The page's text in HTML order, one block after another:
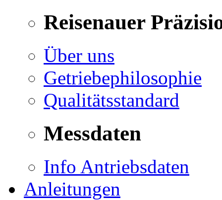
Reisenauer
Über uns
Getriebephilosophie
Qualitätsstandard
Messdaten
Info Antriebsdaten
Anleitungen